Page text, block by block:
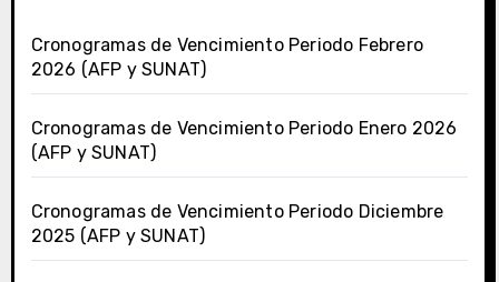
Cronogramas de Vencimiento Periodo Febrero
2026 (AFP y SUNAT)
Cronogramas de Vencimiento Periodo Enero 2026
(AFP y SUNAT)
Cronogramas de Vencimiento Periodo Diciembre
2025 (AFP y SUNAT)